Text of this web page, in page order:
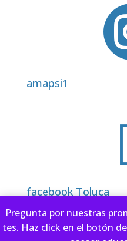
Pre­gun­ta por nues­tras
tes. Haz click en el botón
amapsi1
facebook Toluca